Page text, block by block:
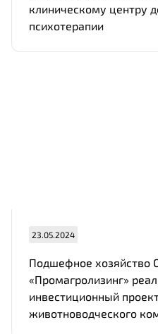
клиническому центру
психотерапии
23.05.2024
Подшефное хозяйство
«Промагролизинг»
инвестиционный
животноводческого